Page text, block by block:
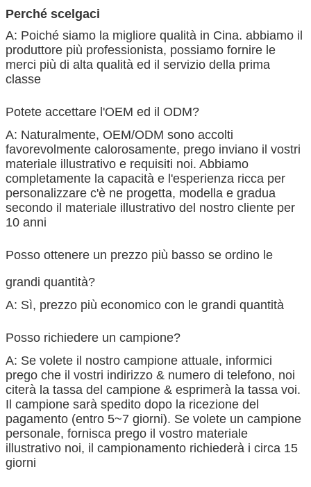
Perché scelgaci
A: Poiché siamo la migliore qualità in Cina. abbiamo il
produttore più professionista, possiamo fornire le
merci più di alta qualità ed il servizio della prima
classe
Potete accettare l'OEM ed il ODM?
A: Naturalmente, OEM/ODM sono accolti
favorevolmente calorosamente, prego inviano il vostri
materiale illustrativo e requisiti noi. Abbiamo
completamente la capacità e l'esperienza ricca per
personalizzare c'è ne progetta, modella e gradua
secondo il materiale illustrativo del nostro cliente per
10 anni
Posso ottenere un prezzo più basso se ordino le
grandi quantità?
A: Sì, prezzo più economico con le grandi quantità
Posso richiedere un campione?
A: Se volete il nostro campione attuale, informici
prego che il vostri indirizzo & numero di telefono, noi
citerà la tassa del campione & esprimerà la tassa voi.
Il campione sarà spedito dopo la ricezione del
pagamento (entro 5~7 giorni). Se volete un campione
personale, fornisca prego il vostro materiale
illustrativo noi, il campionamento richiederà i circa 15
giorni